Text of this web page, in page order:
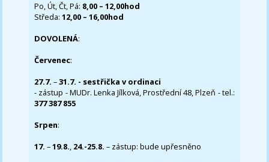
Po, Út, Čt, Pá: 8,00 – 12,00hod
Středa:12,00 – 16,00hod
DOVOLENÁ:
Červenec:
27.7.–31.7. - sestřička v ordinaci
- zástup - MUDr. Lenka Jílková, Prostřední 48, Plzeň - tel.:
377 387 855
Srpen:
17. –19.8., 24.-25.8. – zástup: bude upřesněno